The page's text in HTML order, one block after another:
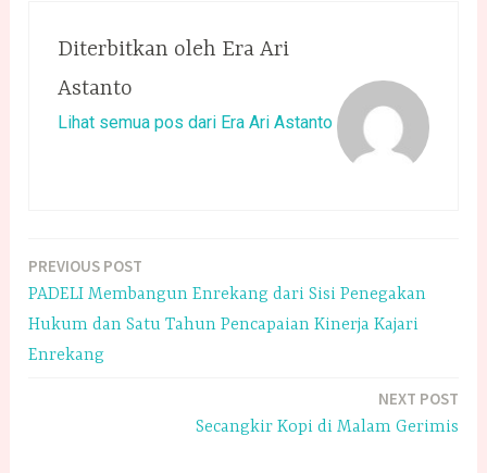
Diterbitkan oleh Era Ari
Astanto
Lihat semua pos dari Era Ari Astanto
Navigasi
pos
PREVIOUS POST
PADELI Membangun Enrekang dari Sisi Penegakan
Hukum dan Satu Tahun Pencapaian Kinerja Kajari
Enrekang
NEXT POST
Secangkir Kopi di Malam Gerimis